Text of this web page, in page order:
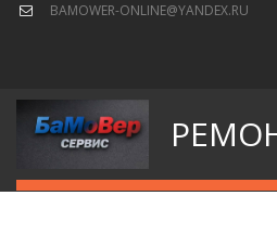
BAMOWER-ONLINE@YANDEX.RU